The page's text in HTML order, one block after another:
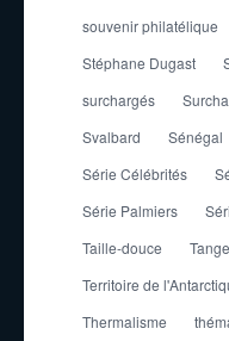
souvenir philatélique
Stéphane Dugast
surchargés
Svalbard
Sénégal
Série Célébrités
Série Palmiers
Taille-douce
Territoire de
Thermalisme